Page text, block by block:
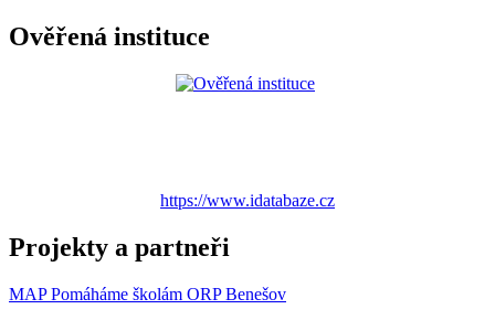
Ověřená instituce
https://www.idatabaze.cz
Projekty a partneři
MAP Pomáháme školám ORP Benešov